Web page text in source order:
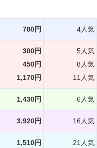
780円 4人気
300円
450円
1,170円
5人気
8人気
11人気
1,430円 6人気
3,920円 16人気
1,510円
21人気